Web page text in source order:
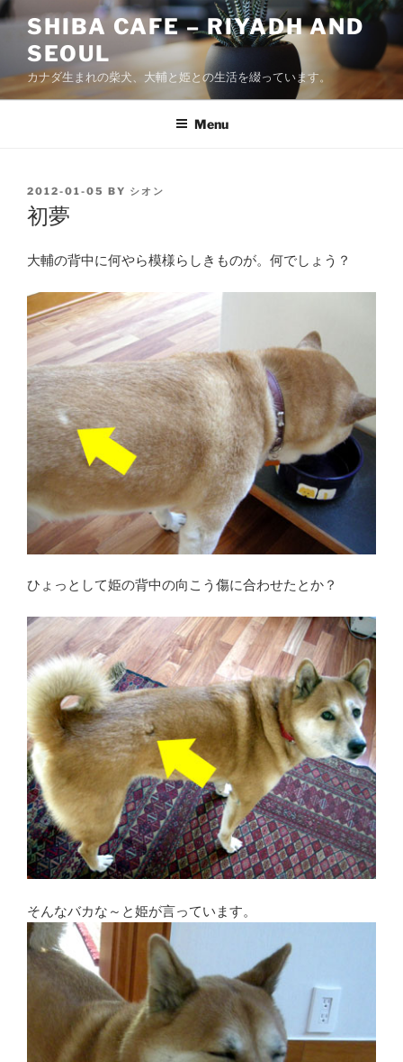
Skip
content
SHIBA CAFE – RIYADH AND
SEOUL
カナダ生まれの柴犬、大輔と姫との生活を綴っています。
Menu
POSTED
ON
2012-01-05 BY シオン
初夢
大輔の背中に何やら模様らしきものが。何でしょう？
ひょっとして姫の背中の向こう傷に合わせたとか？
そんなバカな～と姫が言っています。